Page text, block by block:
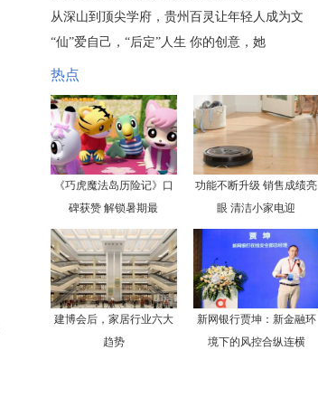
从深山到顶尖学府，贵州百灵让年轻人成为文
“仙”爱自己，“后定”人生 你的创意，她
热点
《巧虎魔法岛历险记》口
碑获赞 解锁暑期最
功能不断升级 销售成绩亮
眼 清洁小家电迎
建博会后，家居行业六大
趋势
新网银行贾坤：新金融环
境下的风控合纵连横